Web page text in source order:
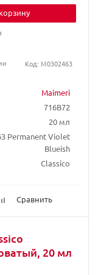
Maimeri
716B72
20 мл
Permanent Violet
Blueish
Classico
Сравнить
Код: M0302463
20 мл